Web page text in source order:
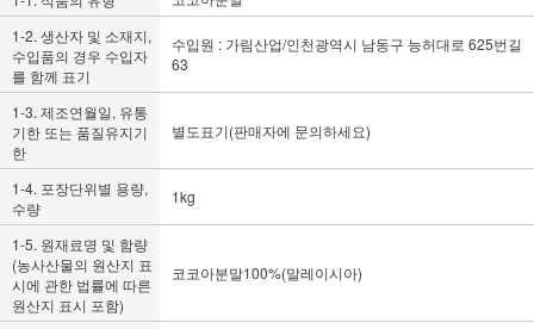
1-2. 생산자 및 소재지,
수입품의 경우 수입자
를 함께 표기
수입원 : 가림산업/인천광역시 남동구 능허대로 625번길
63
1-3. 제조연월일, 유통
기한 또는 품질유지기
한
별도표기(판매자에 문의하세요)
1-4. 포장단위별 용량,
수량
1kg
1-5. 원재료명 및 함량
(농사산물의 원산지 표
시에 관한 법률에 따른
원산지 표시 포함)
코코아분말100%(말레이시아)